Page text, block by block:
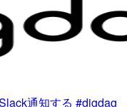
通知する #digdag